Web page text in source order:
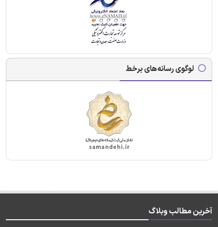
لوگوی رسانه‌های برخط
آخرین مطالب وبلاگ